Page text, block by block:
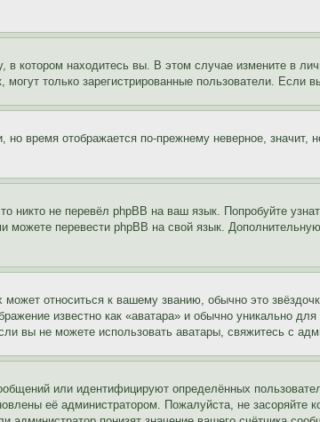
котором находитесь вы. В этом случае измените в
только зарегистрированные пользователи. Если
время отображается по-прежнему неверное, значит,
не перевёл phpBB на ваш язык. Попробуйте
можете перевести phpBB на свой язык.
относиться к вашему званию, обычно это
известно как «аватара» и обычно уникально
вы не можете использовать аватары, свяжитесь с
или идентифицируют определённых
её администратором. Пожалуйста, не